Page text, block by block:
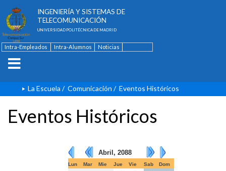
INGENIERÍA Y SISTEMAS DE
TELECOMUNICACIÓN
UNIVERSIDAD POLITÉCNICA DE MADRID
Intra-Empleados Intra-Alumnos
Noticias
La Escuela / Comunicación / Eventos Históricos
Eventos Históricos
Abril, 2088
Lun Mar Mie Jue Vie Sab
Dom